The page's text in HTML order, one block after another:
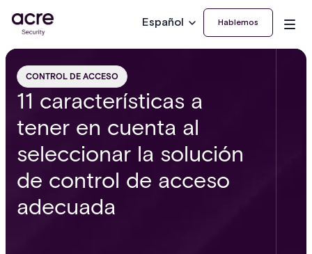
Español Hablemos
CONTROL DE ACCESO
11 características a
tener en cuenta al
seleccionar la solución
de control de acceso
adecuada